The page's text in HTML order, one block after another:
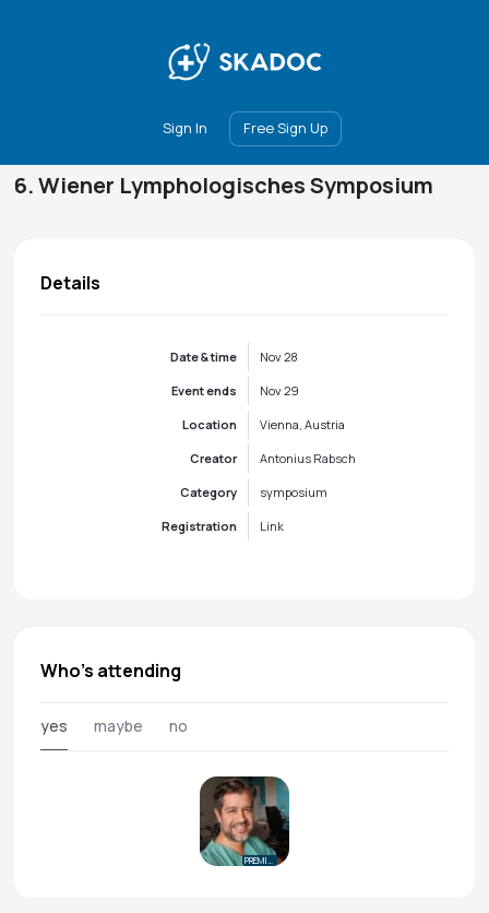
Sign In Free Sign Up
Events
Ambassadors
6. Wiener Lymphologisches Symposium
Details
Date & time Nov 28
Event ends Nov 29
Location Vienna, Austria
Creator Antonius Rabsch
Category symposium
Registration Link
Who's attending
yes maybe no